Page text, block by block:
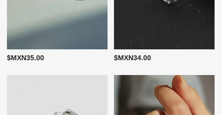
$MXN35.00 $MXN34.00